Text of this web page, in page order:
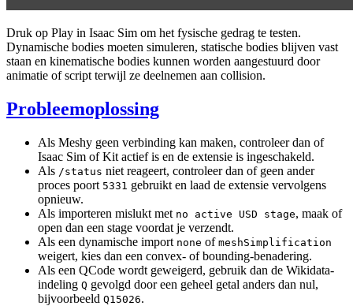
Druk op Play in Isaac Sim om het fysische gedrag te testen.
Dynamische bodies moeten simuleren, statische bodies blijven vast
staan en kinematische bodies kunnen worden aangestuurd door
animatie of script terwijl ze deelnemen aan collision.
Probleemoplossing
Als Meshy geen verbinding kan maken, controleer dan of
Isaac Sim of Kit actief is en de extensie is ingeschakeld.
Als /status niet reageert, controleer dan of geen ander
proces poort 5331 gebruikt en laad de extensie vervolgens
opnieuw.
Als importeren mislukt met no active USD stage, maak of
open dan een stage voordat je verzendt.
Als een dynamische import none of meshSimplification
weigert, kies dan een convex- of bounding-benadering.
Als een QCode wordt geweigerd, gebruik dan de Wikidata-
indeling Q gevolgd door een geheel getal anders dan nul,
bijvoorbeeld Q15026.